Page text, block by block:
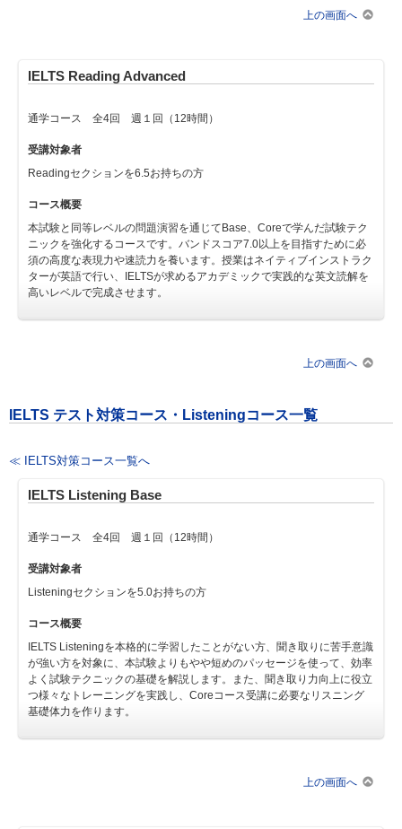
上の画面へ
IELTS Reading Advanced
通学コース 全4回 週１回（12時間）
受講対象者
Readingセクションを6.5お持ちの方
コース概要
本試験と同等レベルの問題演習を通じてBase、Coreで学んだ試験テク
ニックを強化するコースです。バンドスコア7.0以上を目指すために必
須の高度な表現力や速読力を養います。授業はネイティブインストラク
ターが英語で行い、IELTSが求めるアカデミックで実践的な英文読解を
高いレベルで完成させます。
上の画面へ
IELTS テスト対策コース・Listeningコース一覧
≪ IELTS対策コース一覧へ
IELTS Listening Base
通学コース 全4回 週１回（12時間）
受講対象者
Listeningセクションを5.0お持ちの方
コース概要
IELTS Listeningを本格的に学習したことがない方、聞き取りに苦手意識
が強い方を対象に、本試験よりもやや短めのパッセージを使って、効率
よく試験テクニックの基礎を解説します。また、聞き取り力向上に役立
つ様々なトレーニングを実践し、Coreコース受講に必要なリスニング
基礎体力を作ります。
上の画面へ